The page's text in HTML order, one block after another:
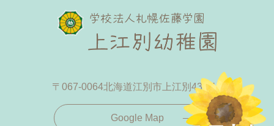
〒067-0064北海道江別市上江別433-19
Google Map